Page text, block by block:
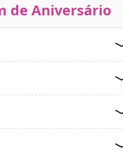
de Aniversário